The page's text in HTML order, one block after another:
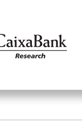
Economía y mercados